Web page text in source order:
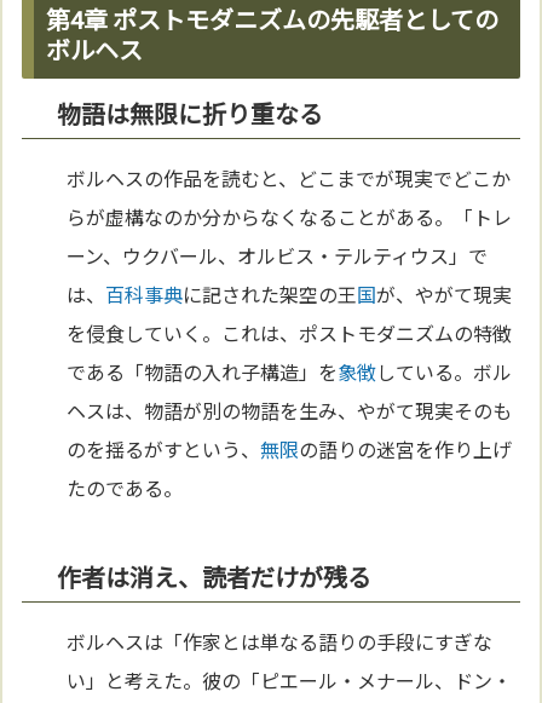
第4章 ポストモダニズムの先駆者としての
ボルヘス
物語は無限に折り重なる
ボルヘスの作品を読むと、どこまでが現実でどこか
らが虚構なのか分からなくなることがある。「トレ
ーン、ウクバール、オルビス・テルティウス」で
は、 百科事典に記された架空の王国が、やがて現実
を侵食していく。これは、ポストモダニズムの特徴
である「物語の入れ子構造」を象徴している。ボル
ヘスは、物語が別の物語を生み、やがて現実そのも
のを揺るがすという、無限の語りの迷宮を作り上げ
たのである。
作者は消え、読者だけが残る
ボルヘスは「作家とは単なる語りの手段にすぎな
い」と考えた。彼の「ピエール・メナール、ドン・